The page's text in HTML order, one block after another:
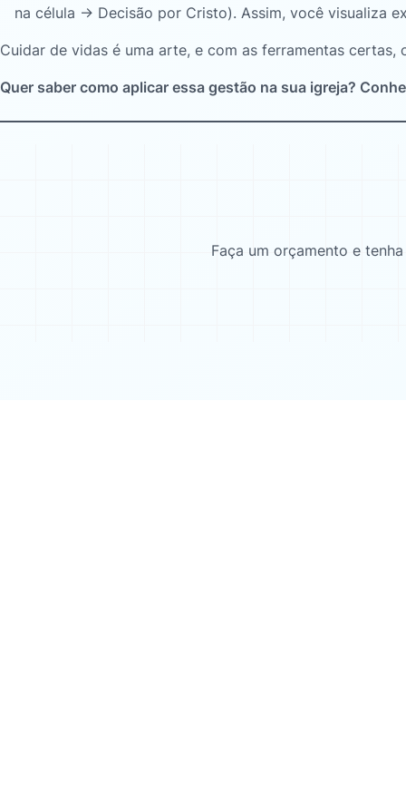
na célula -> Decisão por Cristo). Assim, você visualiza
Cuidar de vidas é uma arte, e com as ferramentas
Quer saber como aplicar essa gestão na sua igreja?
Faça um orçamento e